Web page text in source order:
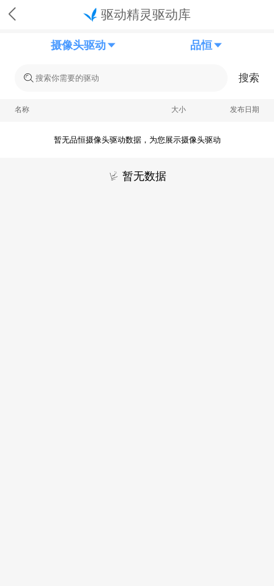
驱动精灵驱动库
摄像头驱动 品恒
搜索
名称 大小 发布日期
暂无品恒摄像头驱动数据，为您展示摄像头驱动
暂无数据